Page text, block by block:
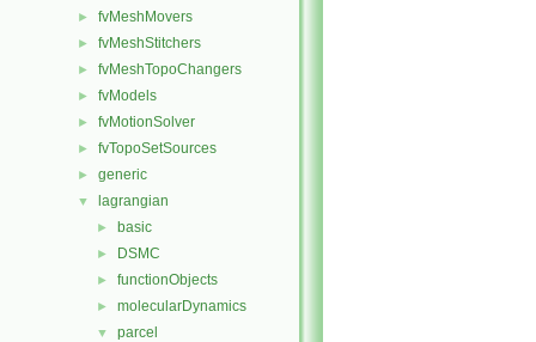
► fvMeshMovers
► fvMeshStitchers
► fvMeshTopoChangers
► fvModels
► fvMotionSolver
► fvTopoSetSources
► generic
▼ lagrangian
► basic
► DSMC
► functionObjects
► molecularDynamics
▼ parcel